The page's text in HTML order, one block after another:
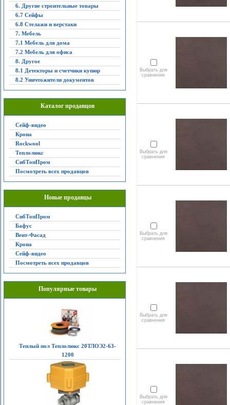
6. Другие строительные товары
6.7 Сейфы
6.8 Стелажи и верстаки
7. Мебель
7.1 Мебель для дома
7.2 Мебель для офиса
8. Другое
8.1 Детекторы и счетчики купюр
8.2 Уничтожители документов
Каталог продавцов
Сейф-видео
Крона
Rockwool
Теплолюкс
СибТопПром
Посмотреть всех продавцов
Новые продавцы
СибТопПром
Бафус
Вент-Фасад
Крона
Сейф-видео
Посмотреть всех продавцов
Популярные товары
Теплый пол Теплолюкс 20ТЛОЭ2-63-
1200
Выбрать для
сравнения
Выбрать для
сравнения
Выбрать для
сравнения
Выбрать для
сравнения
Выбрать для
сравнения